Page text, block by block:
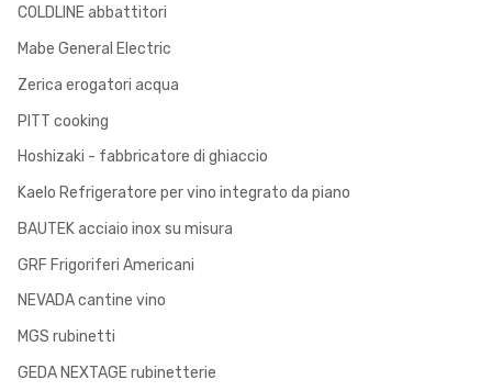
COLDLINE abbattitori
Mabe General Electric
Zerica erogatori acqua
PITT cooking
Hoshizaki - fabbricatore di ghiaccio
Kaelo Refrigeratore per vino integrato da piano
BAUTEK acciaio inox su misura
GRF Frigoriferi Americani
NEVADA cantine vino
MGS rubinetti
GEDA NEXTAGE rubinetterie